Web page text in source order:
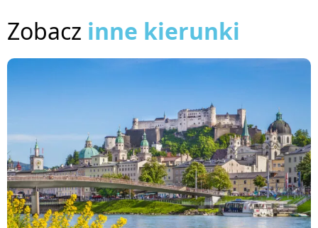
Zobacz inne kierunki